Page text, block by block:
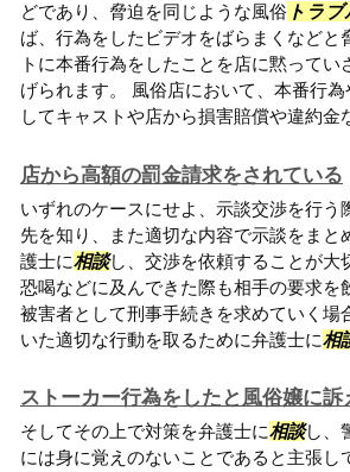
どであり、脅迫を同じような風俗 トラブ
ば、行為をしたビデオをばらまくなどと
トに本番行為をしたことを店に黙ってい
げられます。 風俗店において、本番行
してキャストや店から損害賠償や違約金
店から高額の罰金請求をされている
いずれのケースにせよ、示談交渉を行う
先を知り、また適切な内容で示談をまと
護士に相談し、交渉を依頼することが大
恐喝などに及んできた際も相手の要求を
被害者として刑事手続きを求めていく場
いた適切な行動を取るために弁護士に相
ストーカー行為をしたと風俗嬢に訴
そしてその上で対策を弁護士に相談し、
には身に覚えのないことであると主張し